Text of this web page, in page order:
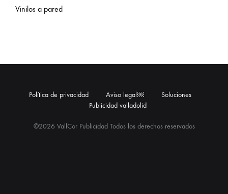
Vinilos a pared
©2026 VallCor Publicidad Todos los derechos reservados
Política de privacidad Aviso legal￼
Soluciones
Publicidad valladolid